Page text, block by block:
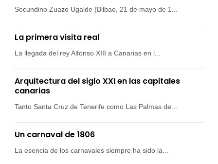
Secundino Zuazo Ugalde (Bilbao, 21 de mayo de 1...
La primera visita real
La llegada del rey Alfonso XIII a Canarias en l...
Arquitectura del siglo XXI en las capitales
canarias
Tanto Santa Cruz de Tenerife como Las Palmas de...
Un carnaval de 1806
La esencia de los carnavales siempre ha sido la...